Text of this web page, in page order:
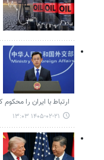
ارتباط با ایران را محکوم
۱۴۰۵-۰۲-۲۱ ۱۳:۰۳